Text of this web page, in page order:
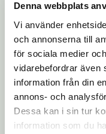
Denna webbplats
Vi använder
och annonserna till
för sociala medier
vidarebefordrar även
information från din
annons- och
Dessa kan i sin tur
information som du
Dessutom måste
medvetandegöra
kontinuerligt
Genom att ha en plan
kan organisationen
säkerhetsincidenter